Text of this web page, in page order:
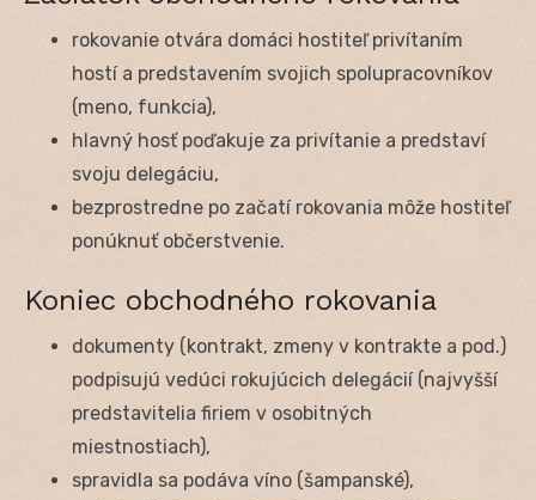
rokovanie otvára domáci hostiteľ privítaním
hostí a predstavením svojich spolupracovníkov
(meno, funkcia),
hlavný hosť poďakuje za privítanie a predstaví
svoju delegáciu,
bezprostredne po začatí rokovania môže hostiteľ
ponúknuť občerstvenie.
Koniec obchodného rokovania
dokumenty (kontrakt, zmeny v kontrakte a pod.)
podpisujú vedúci rokujúcich delegácií (najvyšší
predstavitelia firiem v osobitných
miestnostiach),
spravidla sa podáva víno (šampanské),